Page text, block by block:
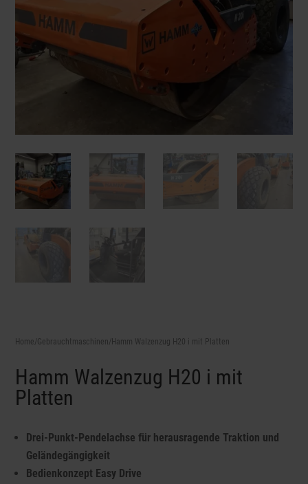
Home /Gebrauchtmaschinen /Hamm Walzenzug H20 i mit Platten
Hamm Walzenzug H20 i mit
Platten
Drei-Punkt-Pendelachse für herausragende Traktion und
Geländegängigkeit
Bedienkonzept Easy Drive